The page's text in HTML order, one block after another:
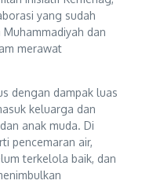
yang sudah
dan
merawat
dengan dampak luas
keluarga dan
anak muda. Di
pencemaran air,
terkelola baik, dan